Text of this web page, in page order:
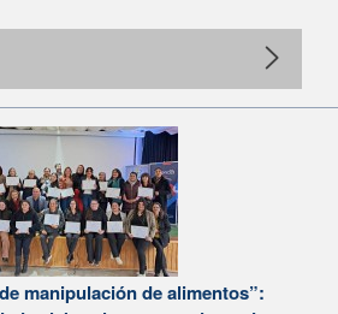
manipulación de alimentos”: